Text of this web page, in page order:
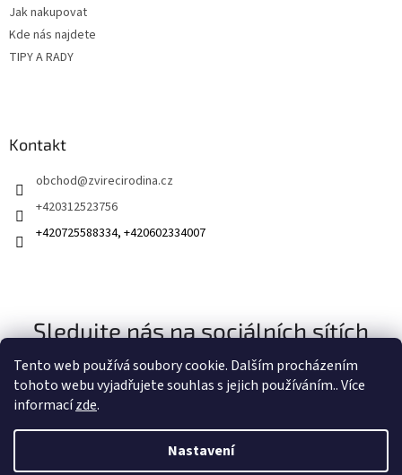
Tento web používá soubory cookie. Dalším procházením
tohoto webu vyjadřujete souhlas s jejich používáním.. Více
informacízde.
Nastavení
Jak nakupovat
Kde nás najdete
TIPY A RADY
Kontakt
obchod@zvirecirodina.cz
+420312523756
+420725588334, +420602334007
Sledujte nás na sociálních sítích
Vytvořil Shoptet